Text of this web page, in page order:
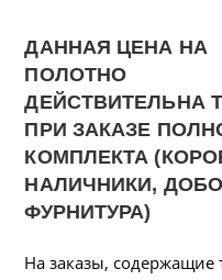
ДАННАЯ ЦЕНА НА
ПОЛОТНО
ДЕЙСТВИТЕЛЬНА
ПРИ ЗАКАЗЕ
КОМПЛЕКТА
НАЛИЧНИКИ,
ФУРНИТУРА)
На заказы, содержащие